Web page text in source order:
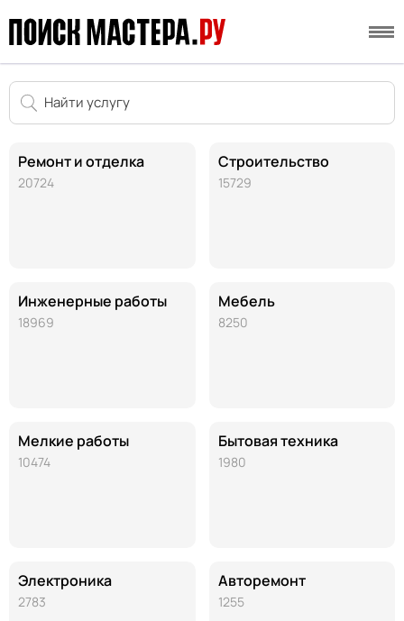
Ремонт и отделка
20724
Инженерные работы
18969
Мелкие работы
10474
Электроника
2783
Строительство
15729
Мебель
8250
Бытовая техника
1980
Авторемонт
1255